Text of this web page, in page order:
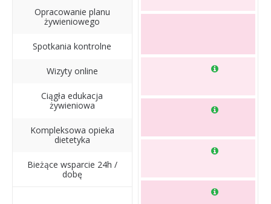
Opracowanie planu
żywieniowego
Spotkania kontrolne
Wizyty online
Ciągła edukacja
żywieniowa
Kompleksowa opieka
dietetyka
Bieżące wsparcie 24h /
dobę